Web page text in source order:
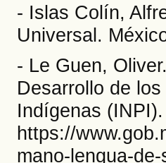
- Islas Colín,
Universal.
- Le Guen,
Desarrollo de
Indígenas
https://
mano-lengua-